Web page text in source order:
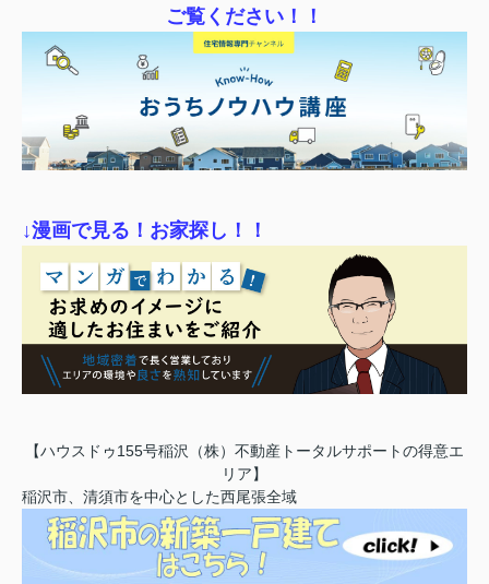
ご覧ください！！
↓漫画で見る！お家探し！！
【ハウスドゥ155号稲沢（株）不動産トータルサポートの得意エ
リア】
稲沢市、清須市を中心とした西尾張全域